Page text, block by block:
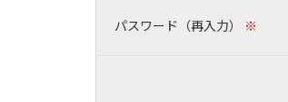
パスワード（再入力） ※